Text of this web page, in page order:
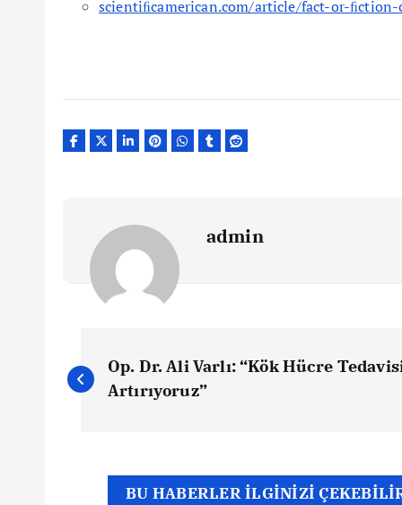
scientiﬁcamerican.com/article/fact-or-
admin
Y
a
Op. Dr. Ali Varlı: “Kök Hücre
Artırıyoruz”
BU HABERLER İLGİNİZİ